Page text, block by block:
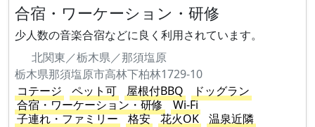
合宿・ワーケーション・研修
少人数の音楽合宿などに良く利用されています。
北関東／栃木県／那須塩原
栃木県那須塩原市高林下柏林1729-10
コテージ
ペット可 屋根付BBQ
ドッグラン
合宿・ワーケーション・研修
Wi-Fi
子連れ・ファミリー
格安 花火OK
温泉近隣